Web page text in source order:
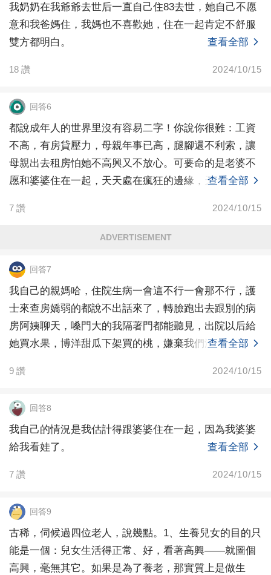
我奶奶在我爺爺去世后一直自己住83去世，她自己不愿
意和我爸媽住，我媽也不喜歡她，住在一起肯定不舒服
雙方都明白。
查看全部
18 讚 2024/10/15
回答6
都說成年人的世界里沒有容易二字！你說你很難：工資
不高，有房貸壓力，母親年事已高，腿腳還不利索，讓
母親出去租房怕她不高興又不放心。可要命的是老婆不
愿和婆婆住在一起，天天處在瘋狂的邊緣，天天都想
查看全部
7 讚 2024/10/15
ADVERTISEMENT
回答7
我自己的親媽哈，住院生病一會這不行一會那不行，護
士來查房嬌弱的都說不出話來了，轉臉跑出去跟別的病
房阿姨聊天，嗓門大的我隔著門都能聽見，出院以后給
她買水果，博洋甜瓜下架買的桃，嫌棄我們沒給她買甜
查看全部
9 讚 2024/10/15
回答8
我自己的情況是我估計得跟婆婆住在一起，因為我婆婆
給我看娃了。
查看全部
7 讚 2024/10/15
回答9
古稀，伺候過四位老人，說幾點。1、生養兒女的目的只
能是一個：兒女生活得正常、好，看著高興——就圖個
高興，毫無其它。如果是為了養老，那實質上是做生